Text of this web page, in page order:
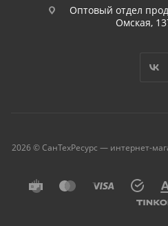
Оптовый отдел
Омская,
2026 © СанТехРесурс — интернет-